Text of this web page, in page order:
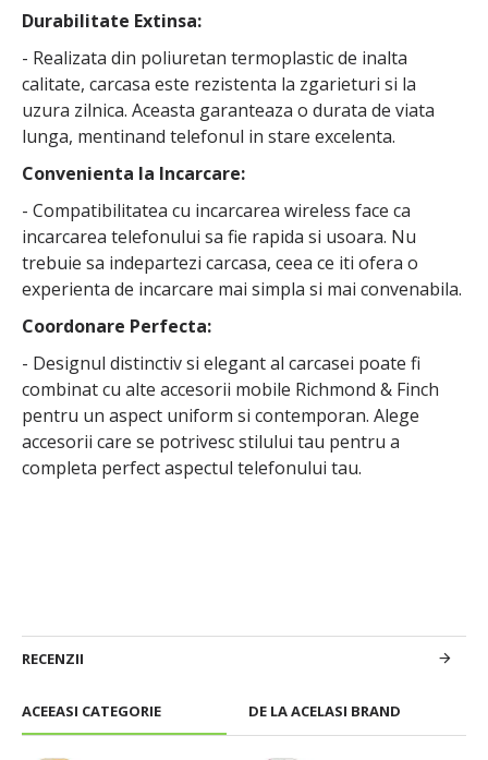
ACEEASI CATEGORIE DE LA ACELASI BRAND
Durabilitate Extinsa:
- Realizata din poliuretan termoplastic de inalta
calitate, carcasa este rezistenta la zgarieturi si la
uzura zilnica. Aceasta garanteaza o durata de viata
lunga, mentinand telefonul in stare excelenta.
Convenienta la Incarcare:
- Compatibilitatea cu incarcarea wireless face ca
incarcarea telefonului sa fie rapida si usoara. Nu
trebuie sa indepartezi carcasa, ceea ce iti ofera o
experienta de incarcare mai simpla si mai convenabila.
Coordonare Perfecta:
- Designul distinctiv si elegant al carcasei poate fi
combinat cu alte accesorii mobile Richmond & Finch
pentru un aspect uniform si contemporan. Alege
accesorii care se potrivesc stilului tau pentru a
completa perfect aspectul telefonului tau.
RECENZII